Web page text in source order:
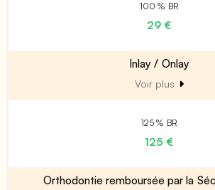
100 % BR
29 €
Inlay / Onlay
Voir plus
125 % BR
125 €
Orthodontie remboursée par la